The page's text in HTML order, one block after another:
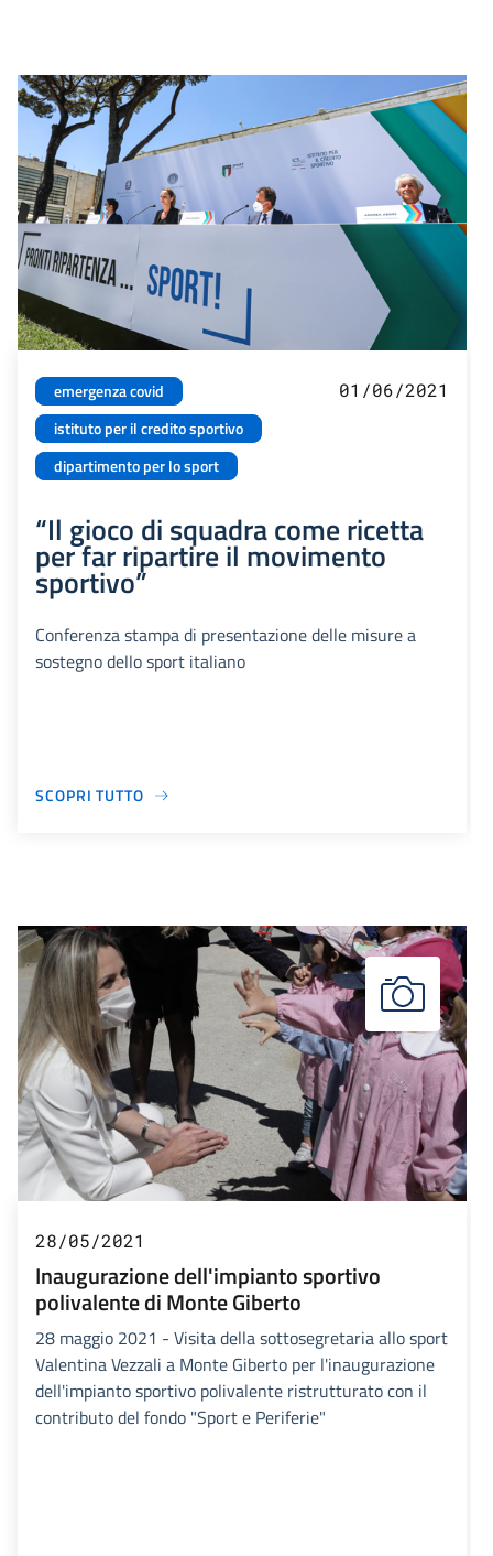
emergenza covid
istituto per il credito sportivo
dipartimento per lo sport
01/06/2021
“Il gioco di squadra come ricetta
per far ripartire il movimento
sportivo”
Conferenza stampa di presentazione delle misure a
sostegno dello sport italiano
SCOPRI TUTTO
28/05/2021
Inaugurazione dell'impianto sportivo
polivalente di Monte Giberto
28 maggio 2021 - Visita della sottosegretaria allo sport
Valentina Vezzali a Monte Giberto per l'inaugurazione
dell'impianto sportivo polivalente ristrutturato con il
contributo del fondo "Sport e Periferie"